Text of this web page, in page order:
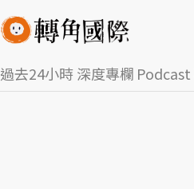
過去24小時深度專欄 Podcast